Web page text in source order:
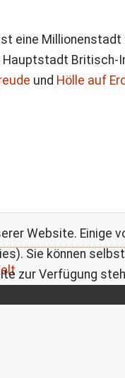
eine
Britisch-
und Hölle auf
Website. Einige
Sie können
zur Verfügung